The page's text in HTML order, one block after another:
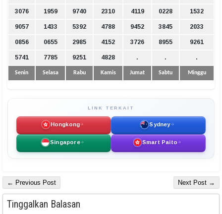
3076 1959 9740 2310 4119 0228 1532
9057 1433 5392 4788 9452 3845 2033
0856 0655 2985 4152 3726 8955 9261
5741 7785 9251 4828 . . .
Senin Selasa Rabu Kamis Jumat Sabtu Minggu
LINK TERKAIT
Hongkong Sydney
Singapore Smart Paito
← Previous Post Next Post →
Tinggalkan Balasan